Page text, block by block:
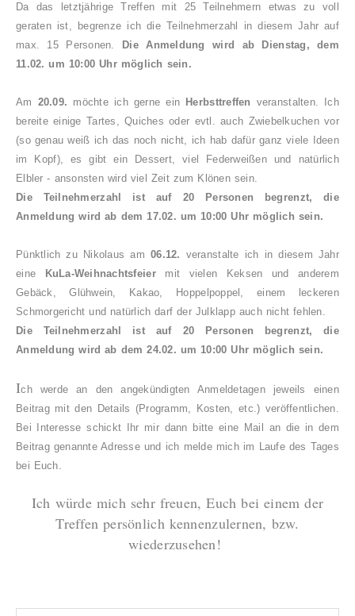
Da das letztjährige Treffen mit 25 Teilnehmern etwas zu voll
geraten ist, begrenze ich die Teilnehmerzahl in diesem Jahr auf
max. 15 Personen.
Die Anmeldung wird ab Dienstag, dem
11.02. um 10:00 Uhr möglich sein.
Am 20.09. möchte ich gerne ein Herbsttreffen veranstalten. Ich
bereite einige Tartes, Quiches oder evtl. auch Zwiebelkuchen vor
(so genau weiß ich das noch nicht, ich hab dafür ganz viele Ideen
im Kopf), es gibt ein Dessert, viel Federweißen und natürlich
Elbler - ansonsten wird viel Zeit zum Klönen sein.
Die Teilnehmerzahl ist auf 20 Personen begrenzt, die
Anmeldung wird ab dem 17.02. um 10:00 Uhr möglich sein.
Pünktlich zu Nikolaus am 06.12. veranstalte ich in diesem Jahr
eine
KuLa-Weihnachtsfeier mit vielen Keksen und anderem
Gebäck, Glühwein, Kakao, Hoppelpoppel, einem
leckeren
Schmorgericht und natürlich darf der Julklapp auch nicht fehlen.
Die Teilnehmerzahl ist auf 20 Personen begrenzt, die
Anmeldung wird ab dem 24.02. um 10:00 Uhr möglich sein.
Ich werde an den angekündigten Anmeldetagen jeweils einen
Beitrag mit den Details (Programm, Kosten, etc.) veröffentlichen.
Bei Interesse schickt Ihr mir dann bitte eine Mail an die in dem
Beitrag genannte Adresse und ich melde mich im Laufe des Tages
bei Euch.
Ich würde mich sehr freuen, Euch bei einem der
Treffen persönlich kennenzulernen, bzw.
wiederzusehen!